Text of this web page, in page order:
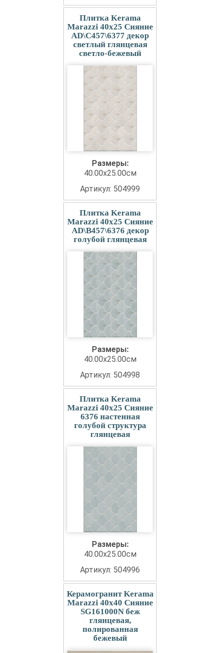
Плитка Kerama
Marazzi 40x25 Сияние
AD\C457\6377 декор
светлый глянцевая
светло-бежевый
Размеры:
40.00x25.00см
Артикул: 504999
Плитка Kerama
Marazzi 40x25 Сияние
AD\B457\6376 декор
голубой глянцевая
Размеры:
40.00x25.00см
Артикул: 504998
Плитка Kerama
Marazzi 40x25 Сияние
6376 настенная
голубой структура
глянцевая
Размеры:
40.00x25.00см
Артикул: 504996
Керамогранит Kerama
Marazzi 40x40 Сияние
SG161000N беж
глянцевая,
полированная
бежевый